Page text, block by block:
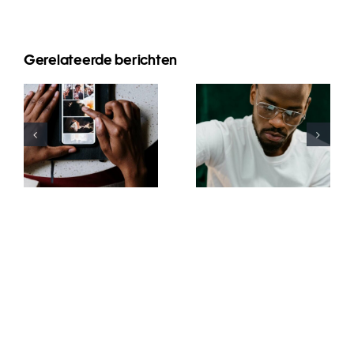
Gerelateerde berichten
Top-Apps
zum
Animieren
von Fotos
für
ansprechende
Top 17 Tipps
zur
Verbesserung
des
Verständnisses
des TikTok-